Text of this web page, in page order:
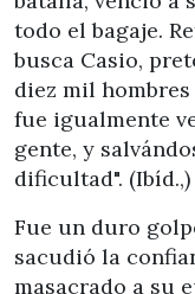
todo el bagaje.
busca Casio,
diez mil
fue igualmente
gente, y
dificultad". (Ibíd.,)
Fue un duro
sacudió la
masacrado a su